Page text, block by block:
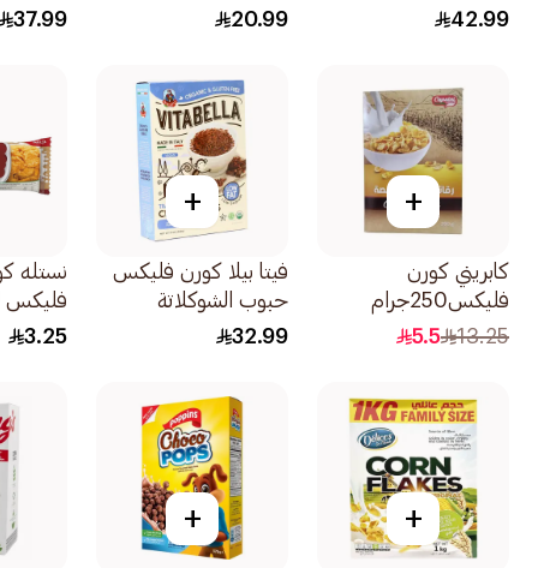
42.99
الكاملة بالكراميل
20.99
355جرام
37.99
+
كابريني كورن
فليكس250جرام
13.25
5.5
+
فيتا بيلا كورن فليكس
حبوب الشوكلاتة
المقرمشة خالي من
32.99
نستله
فليكس
الإفطار 20جرام
3.25
+
+